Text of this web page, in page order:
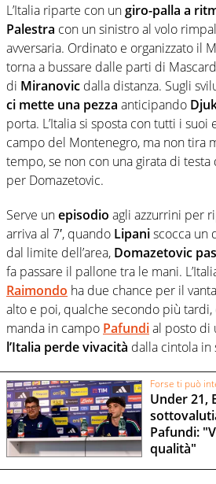
L’Italia riparte con ungiro-palla a
Palestra con un sinistro al volo
avversaria. Ordinato e organizzato il
torna a bussare dalle parti di
di Miranovic dalla distanza. Sugli
ci mette una pezza anticipando
porta. L’Italia si sposta con tutti i
campo del Montenegro, ma non tira
tempo, se non con una girata di testa
per Domazetovic.
Serve unepisodio agli azzurrini per
arriva al 7′, quando Lipaniscocca un
dal limite dell’area, Domazetovic
fa passare il pallone tra le mani.
Raimondo ha due chance per il
alto e poi, qualche secondo più
manda in campo Pafundial posto di
l’Italia perde vivacità dalla cintola in
Forse ti può
Under 21,
Pafundi:
qualità"